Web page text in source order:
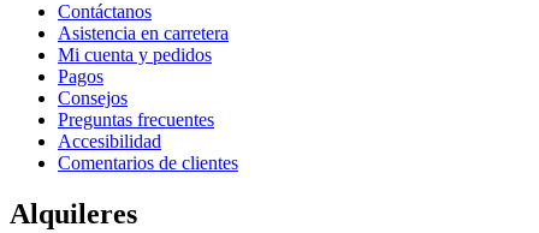
Contáctanos
Asistencia en carretera
Mi cuenta y pedidos
Pagos
Consejos
Preguntas frecuentes
Accesibilidad
Comentarios de clientes
Alquileres